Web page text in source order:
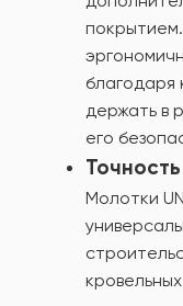
благодаря
держать в
его
Точность
Молотки